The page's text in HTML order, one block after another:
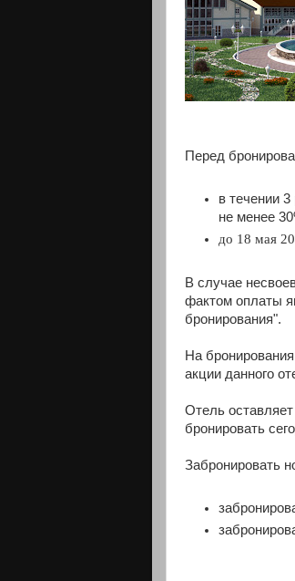
Перед
в течении
не менее
до 18 мая
В случае
фактом оплаты
бронирования".
На
акции данного
Отель
бронировать
Забронировать